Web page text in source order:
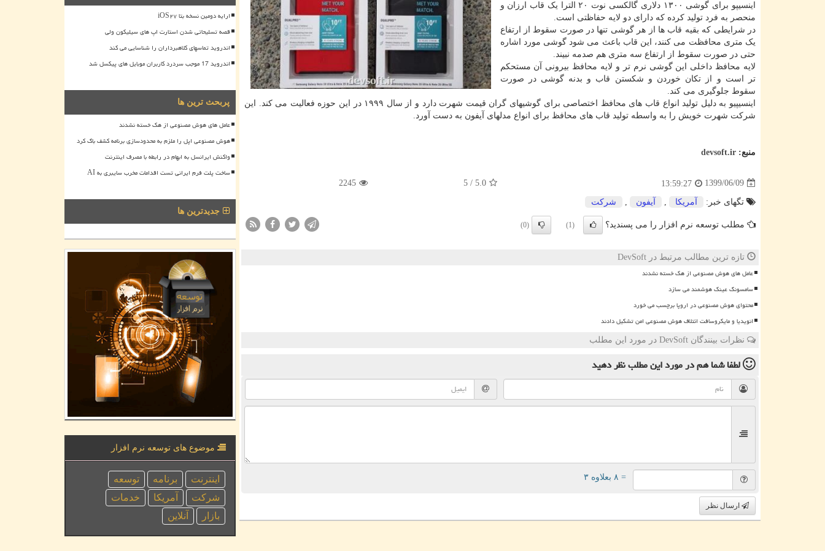
اینسیپو برای گوشی ۱۳۰۰ دلاری گالکسی نوت ۲۰ الترا یک قاب ارزان و
منحصر به فرد تولید کرده که دارای دو لایه حفاظتی است.
در شرایطی که بقیه قاب ها از هر گوشی تنها در صورت سقوط از ارتفاع
یک متری محافظت می کنند، این قاب باعث می شود گوشی مورد اشاره
حتی در صورت سقوط از ارتفاع سه متری هم صدمه نبیند.
لایه محافظ داخلی این گوشی نرم تر و لایه محافظ بیرونی آن مستحکم
تر است و از تکان خوردن و شکستن قاب و بدنه گوشی در صورت
سقوط جلوگیری می کند.
اینسیپیو به دلیل تولید انواع قاب های محافظ اختصاصی برای گوشیهای گران قیمت شهرت دارد و از سال ۱۹۹۹ در این حوزه فعالیت می کند. این
شرکت شهرت خویش را به واسطه تولید قاب های محافظ برای انواع مدلهای آیفون به دست آورد.
منبع: devsoft.ir
1399/06/09
13:59:27
5.0
/
5
2245
تگهای خبر: آمریكا آیفون شركت
مطلب توسعه نرم افزار را می پسندید؟ (1)
(0)
تازه ترین مطالب مرتبط در DevSoft
عامل های هوش مصنوعی از هک خسته نشدند
سامسونگ عینک هوشمند می سازد
محتوای هوش مصنوعی در اروپا برچسب می خورد
انویدیا و مایکروسافت ائتلاف هوش مصنوعی امن تشکیل دادند
نظرات بینندگان DevSoft در مورد این مطلب
لطفا شما همدر مورد این مطلبنظر دهید
= ۸ بعلاوه ۳
ارسال نظر
ارایه دومین نسخه بتا iOS۲۷
قصه تسلیحاتی شدن استارت اپ های سیلیکون ولی
اندروید تماسهای کلاهبرداران را شناسایی می کند
اندروید 17 موجب سردرد کاربران موبایل های پیکسل شد
پربحث ترین ها
عامل های هوش مصنوعی از هک خسته نشدند
هوش مصنوعی اپل را ملزم به محدودسازی برنامه کشف باگ کرد
واکنش ایرانسل به ابهام در رابطه با مصرف اینترنت
ساخت پلت فرم ایرانی تست اقدامات مخرب سایبری به AI
جدیدترین ها
موضوع های توسعه نرم افزار
اینترنت برنامه
توسعه
شركت
آمریكا
خدمات
بازار
آنلاین